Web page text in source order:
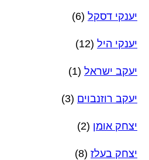
יענקי דסקל (6)
יענקי היל (12)
יעקב ישראל (1)
יעקב רוזנבוים (3)
יצחק אומן (2)
יצחק בעלז (8)